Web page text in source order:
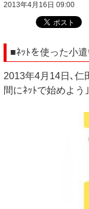
2013年4月16日 09:00
■ﾈｯﾄを使った小
2013年4月14日､仁
間にﾈｯﾄで始めよう